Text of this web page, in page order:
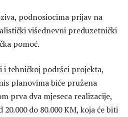
podnosiocima prijav na
višednevni preduzetnički
pomoć.
i tehničkoj podršci projekta,
planovima biće pružena
prva dva mjeseca realizacije,
do 80.000 KM, koja će biti